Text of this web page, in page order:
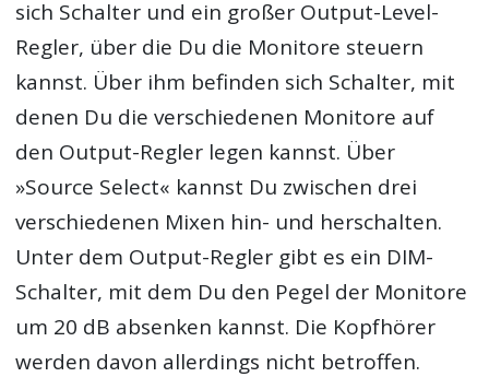
sich Schalter und ein großer Output-Level-
Regler, über die Du die Monitore steuern
kannst. Über ihm befinden sich Schalter, mit
denen Du die verschiedenen Monitore auf
den Output-Regler legen kannst. Über
»Source Select« kannst Du zwischen drei
verschiedenen Mixen hin- und herschalten.
Unter dem Output-Regler gibt es ein DIM-
Schalter, mit dem Du den Pegel der Monitore
um 20 dB absenken kannst. Die Kopfhörer
werden davon allerdings nicht betroffen.